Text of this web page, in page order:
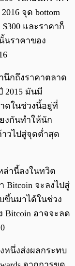
จุด bottom
$300 และราคาก็
นราคาของ
นึกถึงราคาตลาด
2015 มันมี
าดในช่วงนี้อยู่ที่
งกันทำให้นัก
วไปสู่จุดต่ำสุด
ล่านี้ลงในทวิต
Bitcoin จะลงไปสู่
ขึ้นมาได้ในช่วง
Bitcoin อาจจะลด
หนึ่งส่งผลกระทบ